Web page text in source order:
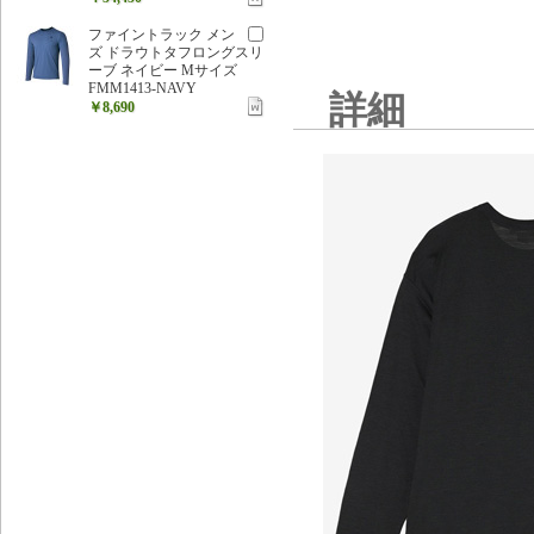
詳細
ファイントラック メン
ズ ドラウトタフロングスリ
ーブ ネイビー Mサイズ
FMM1413-NAVY
￥8,690